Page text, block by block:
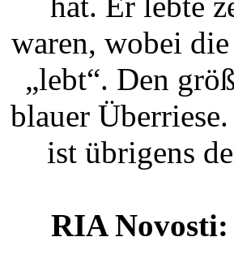
waren, wobei
„lebt“. Den
blauer
ist übrigens
RIA Novosti: